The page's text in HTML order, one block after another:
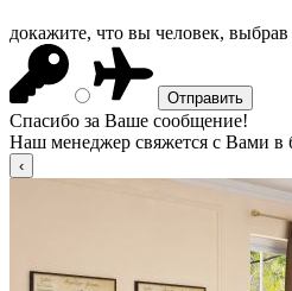
докажите, что вы человек, выбрав
Спасибо за Ваше сообщение!
Наш менеджер свяжется с Вами в